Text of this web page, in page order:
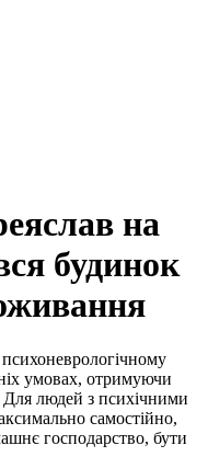
на
будинок
умовах, отримуючи
Для людей з психічними
самостійно,
господарство, бути